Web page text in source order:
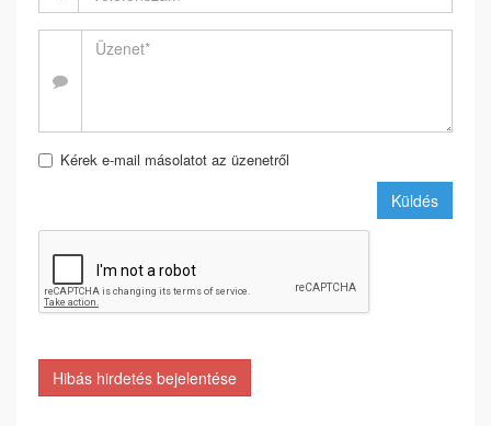
Kérek e-mail másolatot az üzenetről
Küldés
Hibás hirdetés bejelentése